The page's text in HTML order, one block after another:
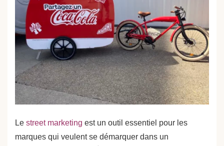
Le street marketing est un outil essentiel pour les
marques qui veulent se démarquer dans un